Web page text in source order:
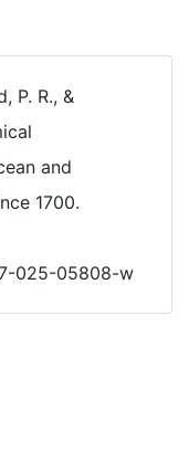
P. R., &
and
1700.
025-05808-w